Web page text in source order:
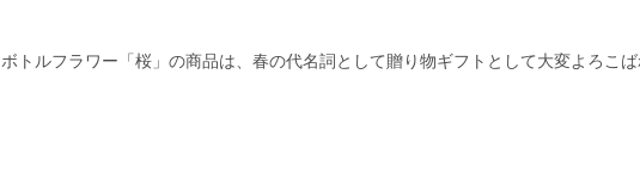
ボトルフラワー「桜」の商品は、春の代名詞として贈り物ギフトとして大変よろこば